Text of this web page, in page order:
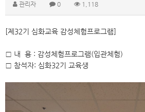
관리자 0 1,118
[제32기 심화교육 감성체험프로그램]
□ 내 용 : 감성체험프로그램(입관체험)
□ 참석자: 심화32기 교육생